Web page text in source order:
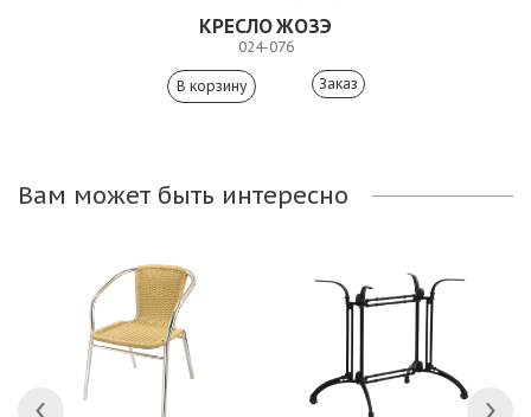
КРЕСЛО ЖОЗЭ
024-076
Заказ
Вам может быть интересно